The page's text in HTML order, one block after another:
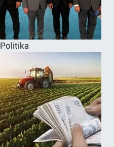
Politika